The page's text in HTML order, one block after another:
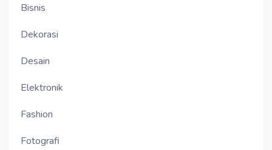
Bisnis
Dekorasi
Desain
Elektronik
Fashion
Fotografi